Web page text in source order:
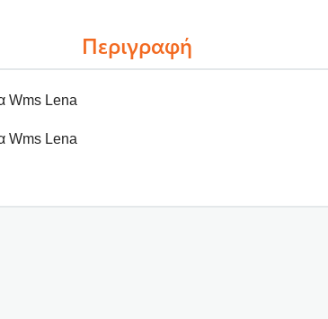
Περιγραφή
Wms Lena
Wms Lena